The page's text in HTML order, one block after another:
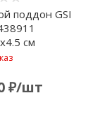
поддон GSI
см
₽/шт